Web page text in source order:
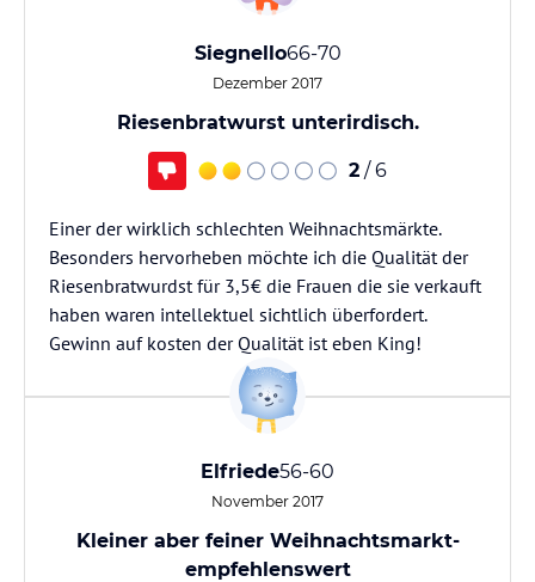
Siegnello66-70
Dezember 2017
Riesenbratwurst unterirdisch.
2 / 6
Einer der wirklich schlechten Weihnachtsmärkte.
Besonders hervorheben möchte ich die Qualität der
Riesenbratwurdst für 3,5€ die Frauen die sie verkauft
haben waren intellektuel sichtlich überfordert.
Gewinn auf kosten der Qualität ist eben King!
Elfriede56-60
November 2017
Kleiner aber feiner Weihnachtsmarkt-
empfehlenswert